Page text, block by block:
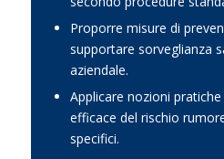
Proporre misure di
supportare sorveglianza
aziendale.
Applicare nozioni
efficace del rischio
specifici.